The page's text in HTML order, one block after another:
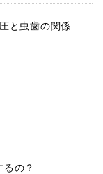
と虫歯の関係
の？